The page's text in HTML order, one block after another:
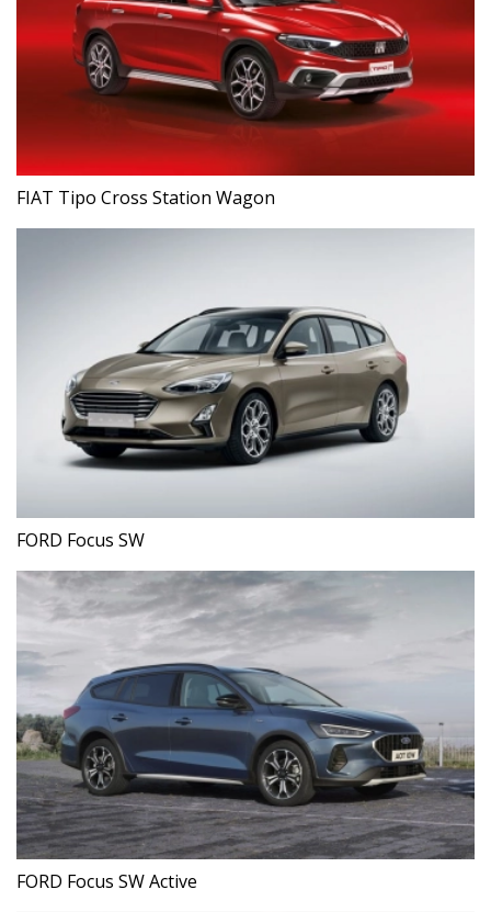
FIAT Tipo Cross Station Wagon
FORD Focus SW
FORD Focus SW Active